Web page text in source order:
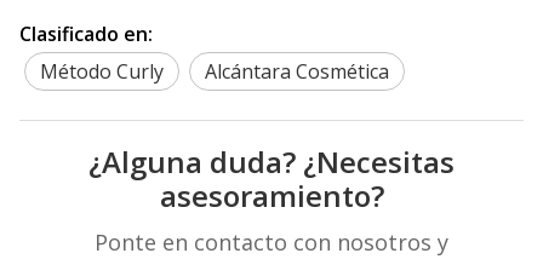
Clasificado en:
Método Curly
Alcántara Cosmética
¿Alguna duda? ¿Necesitas
asesoramiento?
Ponte en contacto con nosotros y